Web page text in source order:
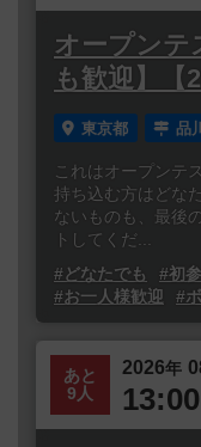
オープンテ
も歓迎】【
東京都 品
これはオープンテ
持ち込む方はどな
ないものも、最後
トしてくだ...
#どなたでも
#初
#お一人様歓迎
#
あと
9人
2026年